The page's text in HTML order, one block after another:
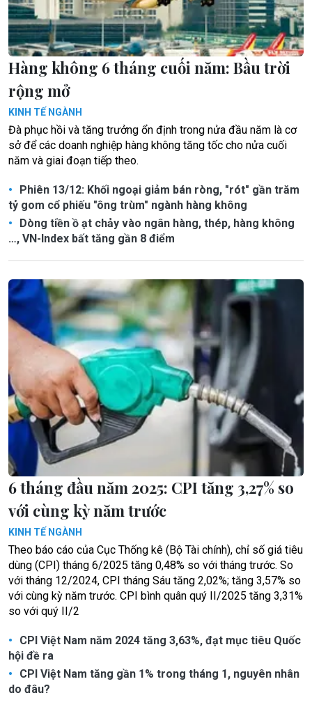
Hàng không 6 tháng cuối năm: Bầu trời
rộng mở
KINH TẾ NGÀNH
Đà phục hồi và tăng trưởng ổn định trong nửa đầu năm là cơ
sở để các doanh nghiệp hàng không tăng tốc cho nửa cuối
năm và giai đoạn tiếp theo.
Phiên 13/12: Khối ngoại giảm bán ròng, "rót" gần trăm
tỷ gom cổ phiếu "ông trùm" ngành hàng không
Dòng tiền ồ ạt chảy vào ngân hàng, thép, hàng không
…, VN-Index bất tăng gần 8 điểm
6 tháng đầu năm 2025: CPI tăng 3,27% so
với cùng kỳ năm trước
KINH TẾ NGÀNH
Theo báo cáo của Cục Thống kê (Bộ Tài chính), chỉ số giá tiêu
dùng (CPI) tháng 6/2025 tăng 0,48% so với tháng trước. So
với tháng 12/2024, CPI tháng Sáu tăng 2,02%; tăng 3,57% so
với cùng kỳ năm trước. CPI bình quân quý II/2025 tăng 3,31%
so với quý II/2
CPI Việt Nam năm 2024 tăng 3,63%, đạt mục tiêu Quốc
hội đề ra
CPI Việt Nam tăng gần 1% trong tháng 1, nguyên nhân
do đâu?